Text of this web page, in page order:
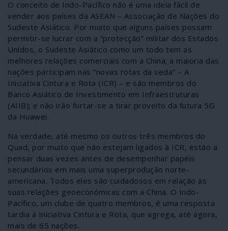
O conceito de Indo-Pacífico não é uma ideia fácil de
vender aos países da ASEAN – Associação de Nações do
Sudeste Asiático. Por muito que alguns países possam
permitir-se lucrar com a “protecção” militar dos Estados
Unidos, o Sudeste Asiático como um todo tem as
melhores relações comerciais com a China; a maioria das
nações participam nas “novas rotas da seda” – A
Iniciativa Cintura e Rota (ICR) – e são membros do
Banco Asiático de Investimento em Infraestruturas
(AIIB); e não irão furtar-se a tirar proveito da futura 5G
da Huawei.
Na verdade, até mesmo os outros três membros do
Quad, por muito que não estejam ligados à ICR, estão a
pensar duas vezes antes de desempenhar papéis
secundários em mais uma superprodução norte-
americana. Todos eles são cuidadosos em relação às
suas relações geoeconómicas com a China. O Indo-
Pacífico, um clube de quatro membros, é uma resposta
tardia à Iniciativa Cintura e Rota, que agrega, até agora,
mais de 65 nações.